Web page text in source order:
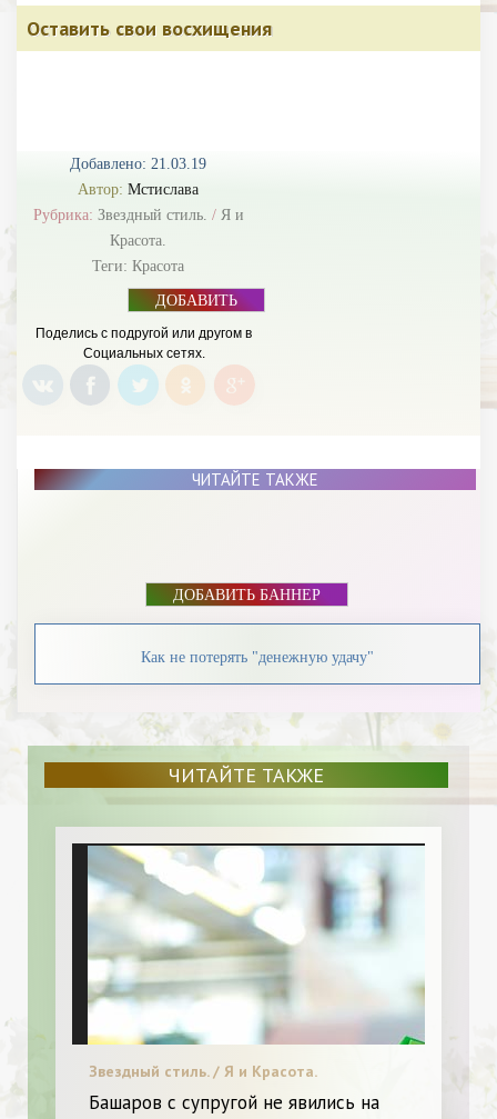
Добавлено: 21.03.19
Автор: Мстислава
Рубрика: Звездный стиль. / Я и
Красота.
Теги: Красота
ДОБАВИТЬ
Поделись с подругой или другом в
Социальных сетях.
Оставить свои восхищения
ЧИТАЙТЕ ТАКЖЕ
ДОБАВИТЬ БАННЕР
Как не потерять "денежную удачу"
ЧИТАЙТЕ ТАКЖЕ
Звездный стиль. / Я и Красота.
Башаров с супругой не явились на